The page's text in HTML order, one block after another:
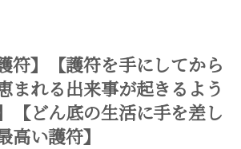
符】【護符を手にしてから
まれる出来事が起きるよう
【どん底の生活に手を差し
高い護符】